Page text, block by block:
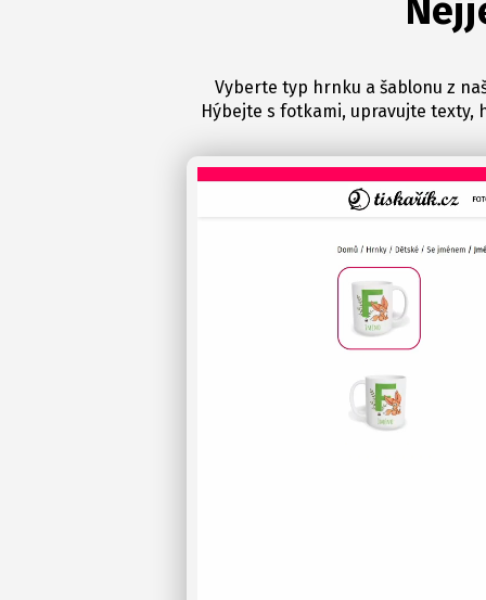
Vyberte typ hrnku a šablonu z
Hýbejte s fotkami, upravujte